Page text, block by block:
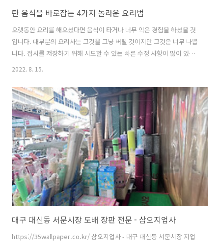
탄 음식을 바로잡는 4가지 놀라운 요리법
오랫동안 요리를 해오셨다면 음식이 타거나 너무 익은 경험을 하셨을 것
입니다. 대부분의 요리사는 그것을 그냥 버릴 것이지만 그것은 너무 나쁩
니다. 접시를 저장하기 위해 시도할 수 있는 빠른 수정 사항이 많이 있습
테이크나 고기를 구우면 속이 덜 익을 가능성이 있습니다. 당신이 할 수
있는 일은 팬(가급적 오븐에서)에 고기를 구운 다음 요리될 때까지 오븐
(300F)으로 옮기는 것입니다. 스튜나 수프용 고기를 요리할 때 타기 시작
하면 요리를 중단하십시오. 고기를 다시 요리하기 전에 팬을 씻거나 완전
히 다른 팬에서 요리하십시오. 채소 장기간 찌거나 끓일 경우 물기를 빼
고 ..
2022. 8. 15.
대구 대신동 서문시장 도배 장판 전문 - 삼오지업사
https://35wallpaper.co.kr/ 삼오지업사 - 대구 대신동 서문시장 지업